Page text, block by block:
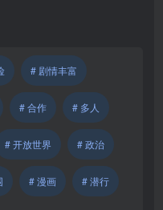
# 剧情丰富
# 合作 # 多人
# 开放世界 # 政治
# 漫画 # 潜行